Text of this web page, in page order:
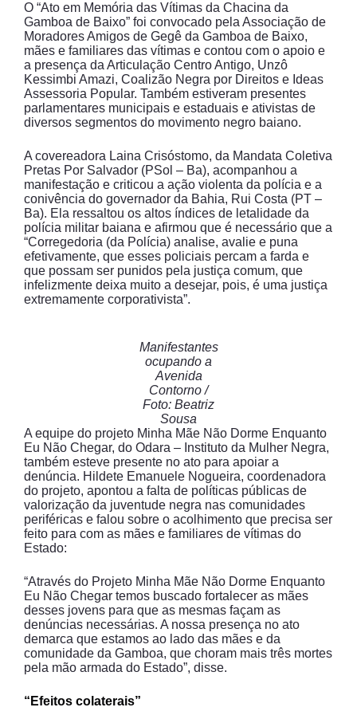
O “Ato em Memória das Vítimas da Chacina da
Gamboa de Baixo” foi convocado pela Associação de
Moradores Amigos de Gegê da Gamboa de Baixo,
mães e familiares das vítimas e contou com o apoio e
a presença da Articulação Centro Antigo, Unzô
Kessimbi Amazi, Coalizão Negra por Direitos e Ideas
Assessoria Popular. Também estiveram presentes
parlamentares municipais e estaduais e ativistas de
diversos segmentos do movimento negro baiano.
A covereadora Laina Crisóstomo, da Mandata Coletiva
Pretas Por Salvador (PSol – Ba), acompanhou a
manifestação e criticou a ação violenta da polícia e a
conivência do governador da Bahia, Rui Costa (PT –
Ba). Ela ressaltou os altos índices de letalidade da
polícia militar baiana e afirmou que é necessário que a
“Corregedoria (da Polícia) analise, avalie e puna
efetivamente, que esses policiais percam a farda e
que possam ser punidos pela justiça comum, que
infelizmente deixa muito a desejar, pois, é uma justiça
extremamente corporativista”.
Manifestantes
ocupando a
Avenida
Contorno /
Foto: Beatriz
Sousa
A equipe do projeto Minha Mãe Não Dorme Enquanto
Eu Não Chegar, do Odara – Instituto da Mulher Negra,
também esteve presente no ato para apoiar a
denúncia. Hildete Emanuele Nogueira, coordenadora
do projeto, apontou a falta de políticas públicas de
valorização da juventude negra nas comunidades
periféricas e falou sobre o acolhimento que precisa ser
feito para com as mães e familiares de vítimas do
Estado:
“Através do Projeto Minha Mãe Não Dorme Enquanto
Eu Não Chegar temos buscado fortalecer as mães
desses jovens para que as mesmas façam as
denúncias necessárias. A nossa presença no ato
demarca que estamos ao lado das mães e da
comunidade da Gamboa, que choram mais três mortes
pela mão armada do Estado”, disse.
“Efeitos colaterais”